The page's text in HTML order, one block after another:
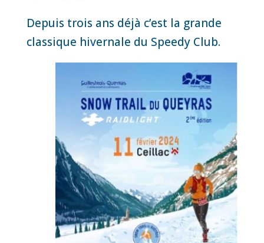
Depuis trois ans déjà c’est la grande
classique hivernale du Speedy Club.